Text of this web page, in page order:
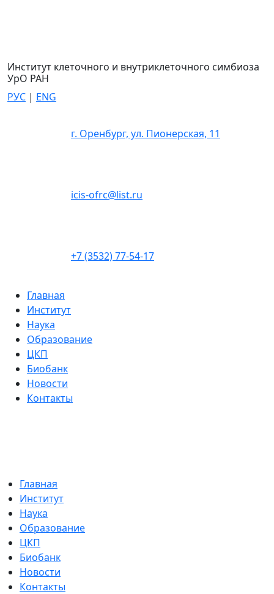
Институт клеточного и внутриклеточного симбиоза
УрО РАН
РУС | ENG
г. Оренбург, ул. Пионерская, 11
icis-ofrc@list.ru
+7 (3532) 77-54-17
Главная
Институт
Наука
Образование
ЦКП
Биобанк
Новости
Контакты
Главная
Институт
Наука
Образование
ЦКП
Биобанк
Новости
Контакты